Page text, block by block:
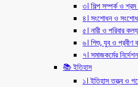
৩। শিল্প সম্পর্ক ও
৪। সংশোধন ও
৫। নারী ও পরিবার
৬। শিশু, যুব ও প্রবীণ
৭। সমাজকর্মের
📚 ইতিহাস
১। ইতিহাস তত্ত্ব ও